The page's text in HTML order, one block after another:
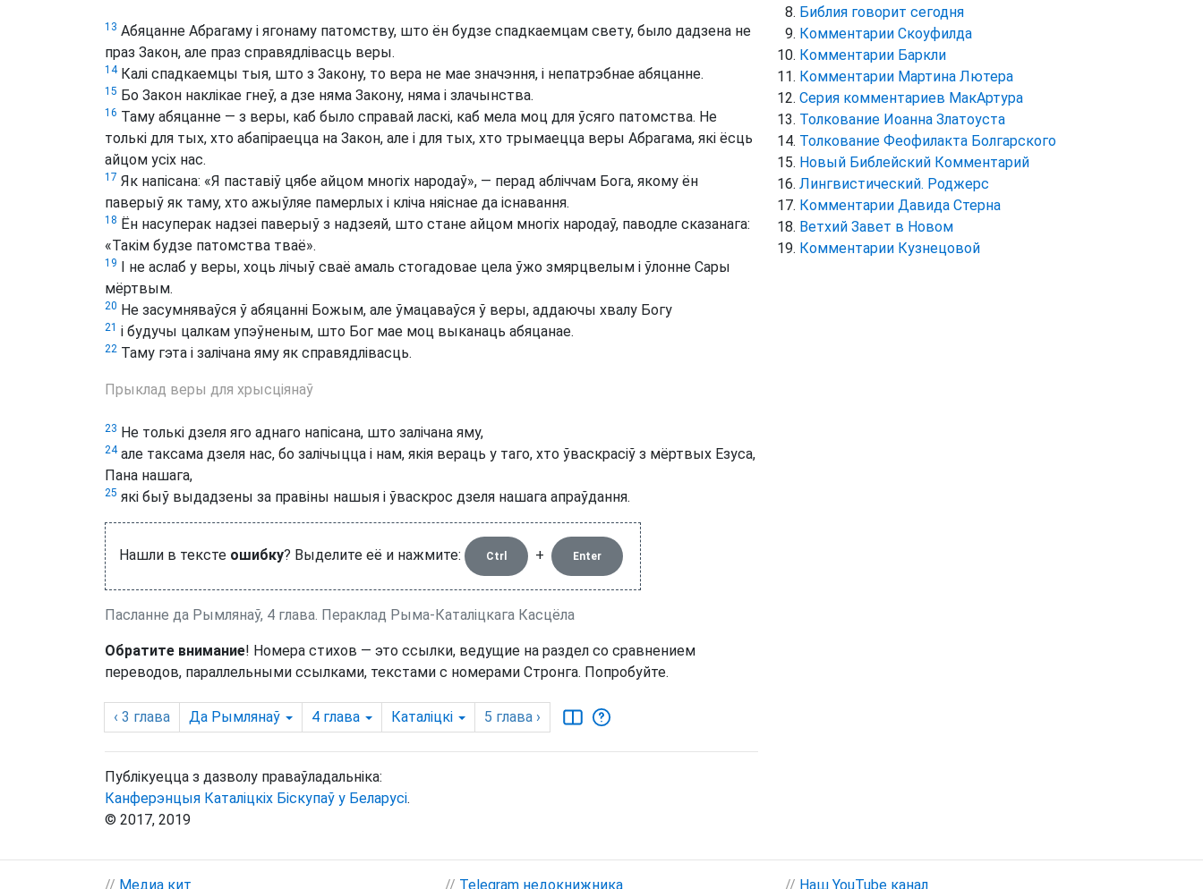
13 Абяцанне Абрагаму і ягонаму патомству, што ён будзе спадкаемцам свету, было дадзена не
праз Закон, але праз справядлівасць веры.
14Калі спадкаемцы тыя, што з Закону, то вера не мае значэння, і непатрэбнае абяцанне.
15 Бо Закон наклікае гнеў, а дзе няма Закону, няма і злачынства.
16 Таму абяцанне — з веры, каб было справай ласкі, каб мела моц для ўсяго патомства. Не
толькі для тых, хто абапіраецца на Закон, але і для тых, хто трымаецца веры Абрагама, які ёсць
айцом усіх нас.
17 Як напісана: «Я паставіў цябе айцом многіх народаў», — перад абліччам Бога, якому ён
паверыў як таму, хто ажыўляе памерлых і кліча няіснае да існавання.
18 Ён насуперак надзеі паверыў з надзеяй, што стане айцом многіх народаў, паводле сказанага:
«Такім будзе патомства тваё».
19 І не аслаб у веры, хоць лічыў сваё амаль стогадовае цела ўжо змярцвелым і ўлонне Сары
мёртвым.
20 Не засумняваўся ў абяцанні Божым, але ўмацаваўся ў веры, аддаючы хвалу Богу
21 і будучы цалкам упэўненым, што Бог мае моц выканаць абяцанае.
22 Таму гэта і залічана яму як справядлівасць.
Прыклад веры для хрысціянаў
23 Не толькі дзеля яго аднаго напісана, што залічана яму,
24але таксама дзеля нас, бо залічыцца і нам, якія вераць у таго, хто ўваскрасіў з мёртвых Езуса,
Пана нашага,
25 які быў выдадзены за правіны нашыя і ўваскрос дзеля нашага апраўдання.
Нашли в тексте ошибку? Выделите её и нажмите: Ctrl + Enter
Пасланне да Рымлянаў, 4 глава. Пераклад Рыма-Каталіцкага Касцёла
Обратите внимание! Номера стихов — это ссылки, ведущие на раздел со сравнением
переводов, параллельными ссылками, текстами с номерами Стронга. Попробуйте.
‹ 3 глава Да Рымлянаў 4 глава Каталіцкі 5 глава ›
Публікуецца з дазволу праваўладальніка:
Канферэнцыя Каталіцкіх Біскупаў у Беларусі.
© 2017, 2019
Библия говорит сегодня
Комментарии Скоуфилда
Комментарии Баркли
Комментарии Мартина Лютера
Серия комментариев МакАртура
Толкование Иоанна Златоуста
Толкование Феофилакта Болгарского
Новый Библейский Комментарий
Лингвистический. Роджерс
Комментарии Давида Стерна
Ветхий Завет в Новом
Комментарии Кузнецовой
// Медиа кит // Telegram недокнижника // Наш YouTube канал